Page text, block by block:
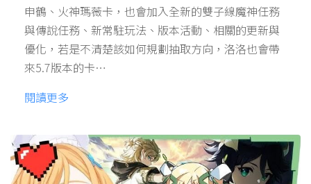
申鶴、火神瑪薇卡，也會加入全新的雙子線魔神任務
與傳說任務、新常駐玩法、版本活動、相關的更新與
優化，若是不清楚該如何規劃抽取方向，洛洛也會帶
來5.7版本的卡…
閱讀更多